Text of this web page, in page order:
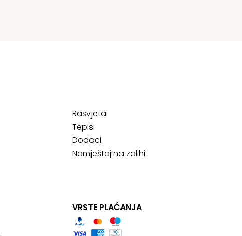
Rasvjeta
Tepisi
Dodaci
Namještaj na zalihi
VRSTE PLAĆANJA